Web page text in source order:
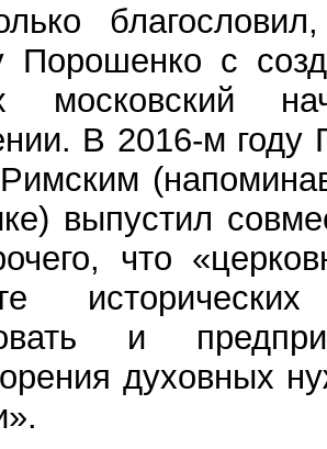
Порошенко с
московский
В 2016-м году
выпустил
что
и
духовных